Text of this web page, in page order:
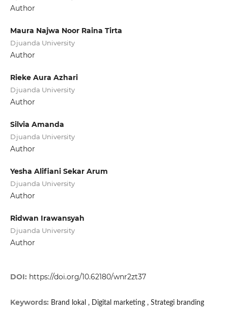
Author
Maura Najwa Noor Raina Tirta
Djuanda University
Author
Rieke Aura Azhari
Djuanda University
Author
Silvia Amanda
Djuanda University
Author
Yesha Alifiani Sekar Arum
Djuanda University
Author
Ridwan Irawansyah
Djuanda University
Author
DOI: https://doi.org/10.62180/wnr2zt37
Keywords: Brand lokal , Digital marketing , Strategi branding